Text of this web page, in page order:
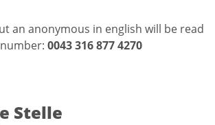
an anonymous in english will be read
0043 316 877 4270
Stelle